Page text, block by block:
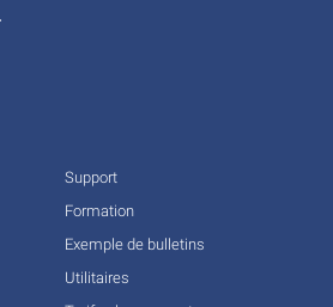
Support
Formation
Exemple de bulletins
Utilitaires